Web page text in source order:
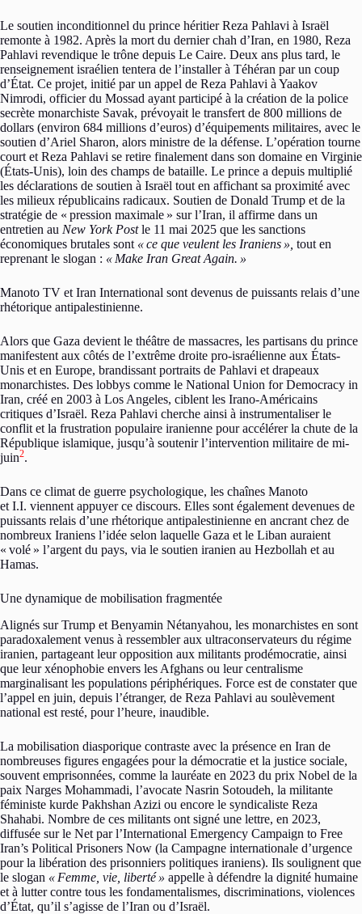
Le soutien inconditionnel du prince héritier Reza Pahlavi à Israël
remonte à 1982. Après la mort du dernier chah d’Iran, en 1980, Reza
Pahlavi revendique le trône depuis Le Caire. Deux ans plus tard, le
renseignement israélien tentera de l’installer à Téhéran par un coup
d’État. Ce projet, initié par un appel de Reza Pahlavi à Yaakov
Nimrodi, officier du Mossad ayant participé à la création de la police
secrète monarchiste Savak, prévoyait le transfert de 800 millions de
dollars (environ 684 millions d’euros) d’équipements militaires, avec le
soutien d’Ariel Sharon, alors ministre de la défense. L’opération tourne
court et Reza Pahlavi se retire finalement dans son domaine en Virginie
(États-Unis), loin des champs de bataille. Le prince a depuis multiplié
les déclarations de soutien à Israël tout en affichant sa proximité avec
les milieux républicains radicaux. Soutien de Donald Trump et de la
stratégie de « pression maximale » sur l’Iran, il affirme dans un
entretien au New York Postle 11 mai 2025 que les sanctions
économiques brutales sont «ce que veulent les Iraniens », tout en
reprenant le slogan : « Make Iran Great Again. »
Manoto TV et Iran International sont devenus de puissants relais d’une
rhétorique antipalestinienne.
Alors que Gaza devient le théâtre de massacres, les partisans du prince
manifestent aux côtés de l’extrême droite pro-israélienne aux États-
Unis et en Europe, brandissant portraits de Pahlavi et drapeaux
monarchistes. Des lobbys comme le National Union for Democracy in
Iran, créé en 2003 à Los Angeles, ciblent les Irano-Américains
critiques d’Israël. Reza Pahlavi cherche ainsi à instrumentaliser le
conflit et la frustration populaire iranienne pour accélérer la chute de la
République islamique, jusqu’à soutenir l’intervention militaire de mi-
juin2.
Dans ce climat de guerre psychologique, les chaînes Manoto
et I.I. viennent appuyer ce discours. Elles sont également devenues de
puissants relais d’une rhétorique antipalestinienne en ancrant chez de
nombreux Iraniens l’idée selon laquelle Gaza et le Liban auraient
« volé » l’argent du pays, via le soutien iranien au Hezbollah et au
Hamas.
Une dynamique de mobilisation fragmentée
Alignés sur Trump et Benyamin Nétanyahou, les monarchistes en sont
paradoxalement venus à ressembler aux ultraconservateurs du régime
iranien, partageant leur opposition aux militants prodémocratie, ainsi
que leur xénophobie envers les Afghans ou leur centralisme
marginalisant les populations périphériques. Force est de constater que
l’appel en juin, depuis l’étranger, de Reza Pahlavi au soulèvement
national est resté, pour l’heure, inaudible.
La mobilisation diasporique contraste avec la présence en Iran de
nombreuses figures engagées pour la démocratie et la justice sociale,
souvent emprisonnées, comme la lauréate en 2023 du prix Nobel de la
paix Narges Mohammadi, l’avocate Nasrin Sotoudeh, la militante
féministe kurde Pakhshan Azizi ou encore le syndicaliste Reza
Shahabi. Nombre de ces militants ont signé une lettre, en 2023,
diffusée sur le Net par l’International Emergency Campaign to Free
Iran’s Political Prisoners Now (la Campagne internationale d’urgence
pour la libération des prisonniers politiques iraniens). Ils soulignent que
le slogan « Femme, vie, liberté » appelle à défendre la dignité humaine
et à lutter contre tous les fondamentalismes, discriminations, violences
d’État, qu’il s’agisse de l’Iran ou d’Israël.